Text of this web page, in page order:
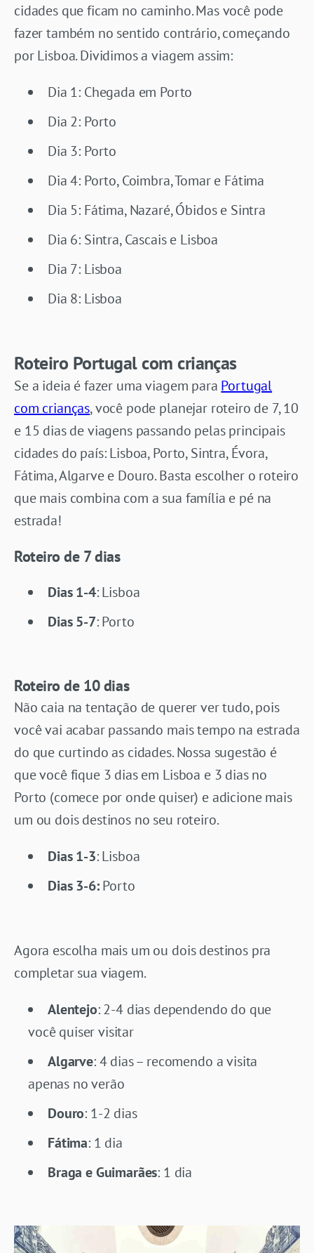
cidades que ficam no caminho. Mas você pode
fazer também no sentido contrário, começando
por Lisboa. Dividimos a viagem assim:
Dia 1: Chegada em Porto
Dia 2: Porto
Dia 3: Porto
Dia 4: Porto, Coimbra, Tomar e Fátima
Dia 5: Fátima, Nazaré, Óbidos e Sintra
Dia 6: Sintra, Cascais e Lisboa
Dia 7: Lisboa
Dia 8: Lisboa
Roteiro Portugal com crianças
Se a ideia é fazer uma viagem para Portugal
com crianças, você pode planejar roteiro de 7, 10
e 15 dias de viagens passando pelas principais
cidades do país: Lisboa, Porto, Sintra, Évora,
Fátima, Algarve e Douro. Basta escolher o roteiro
que mais combina com a sua família e pé na
estrada!
Roteiro de 7 dias
Dias 1-4: Lisboa
Dias 5-7: Porto
Roteiro de 10 dias
Não caia na tentação de querer ver tudo, pois
você vai acabar passando mais tempo na estrada
do que curtindo as cidades. Nossa sugestão é
que você fique 3 dias em Lisboa e 3 dias no
Porto (comece por onde quiser) e adicione mais
um ou dois destinos no seu roteiro.
Dias 1-3: Lisboa
Dias 3-6:Porto
Agora escolha mais um ou dois destinos pra
completar sua viagem.
Alentejo: 2-4 dias dependendo do que
você quiser visitar
Algarve: 4 dias – recomendo a visita
apenas no verão
Douro: 1-2 dias
Fátima: 1 dia
Braga e Guimarães: 1 dia